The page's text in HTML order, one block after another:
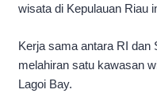
wisata di Kepulauan Riau
Kerja sama antara RI dan
melahiran satu kawasan
Lagoi Bay.